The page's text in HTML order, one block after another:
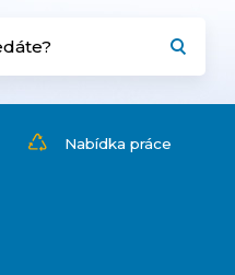
Nabídka práce